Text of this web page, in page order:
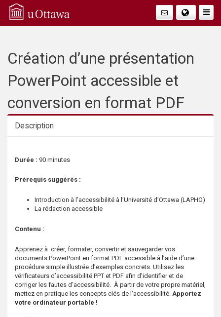
Q
A
Création d’une présentation
PowerPoint accessible et
conversion en format PDF
Description
Durée : 90 minutes
Prérequis suggérés :
Introduction à l’accessibilité à l’Université d’Ottawa (LAPHO)
La rédaction accessible
Contenu :
Apprenez à créer, formater, convertir et sauvegarder vos
documents PowerPoint en format PDF accessible à l’aide d’une
procédure simple illustrée d’exemples concrets. Utilisez les
vérificateurs d’accessibilité PPT et PDF afin d’identifier et de
corriger les fautes d’accessibilité. À partir de votre propre matériel,
mettez en pratique les concepts clés de l’accessibilité. Apportez
votre ordinateur portable !